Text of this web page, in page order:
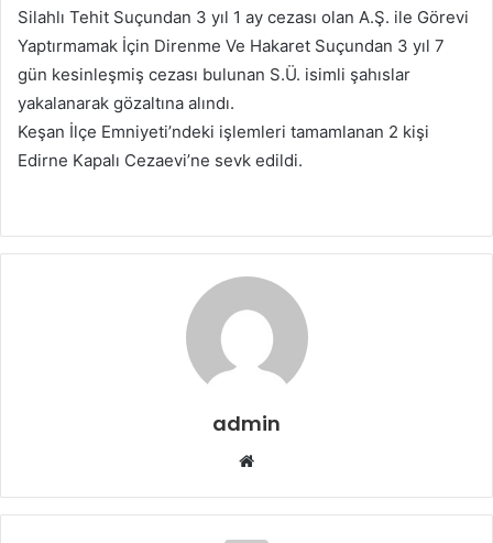
Silahlı Tehit Suçundan 3 yıl 1 ay cezası olan A.Ş. ile Görevi
Yaptırmamak İçin Direnme Ve Hakaret Suçundan 3 yıl 7
gün kesinleşmiş cezası bulunan S.Ü. isimli şahıslar
yakalanarak gözaltına alındı.
Keşan İlçe Emniyeti’ndeki işlemleri tamamlanan 2 kişi
Edirne Kapalı Cezaevi’ne sevk edildi.
admin
Web